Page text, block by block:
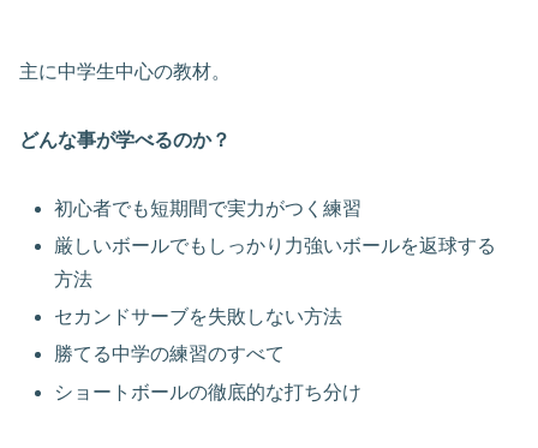
主に中学生中心の教材。
どんな事が学べるのか？
初心者でも短期間で実力がつく練習
厳しいボールでもしっかり力強いボールを返球する
方法
セカンドサーブを失敗しない方法
勝てる中学の練習のすべて
ショートボールの徹底的な打ち分け